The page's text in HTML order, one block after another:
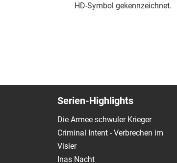
HD-Symbol gekennzeichnet.
Serien-Highlights
Die Armee schwuler Krieger
Criminal Intent - Verbrechen im
Visier
Inas Nacht